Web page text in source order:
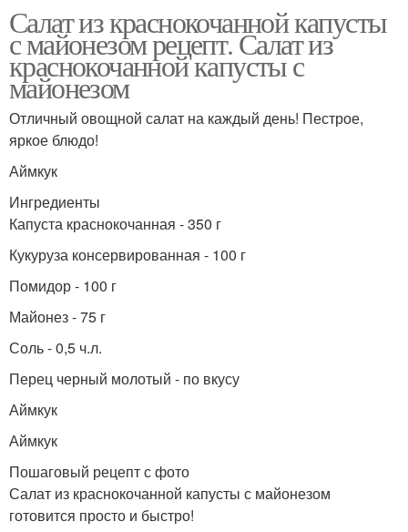
Салат из краснокочанной капусты
с майонезом рецепт. Салат из
краснокочанной капусты с
майонезом
Отличный овощной салат на каждый день! Пестрое,
яркое блюдо!
Аймкук
Ингредиенты
Капуста краснокочанная - 350 г
Кукуруза консервированная - 100 г
Помидор - 100 г
Майонез - 75 г
Соль - 0,5 ч.л.
Перец черный молотый - по вкусу
Аймкук
Аймкук
Пошаговый рецепт с фото
Салат из краснокочанной капусты с майонезом
готовится просто и быстро!